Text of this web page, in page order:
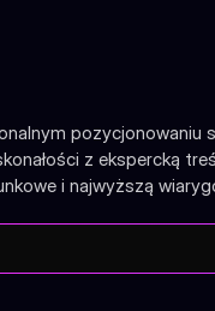
pozycjonowaniu
z ekspercką
i najwyższą